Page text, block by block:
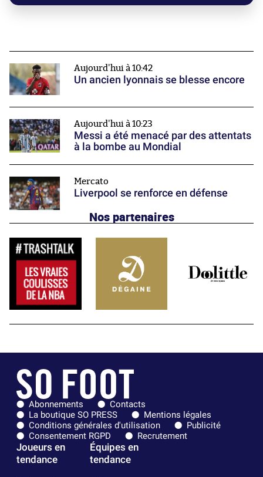
Aujourd'hui à 10:42
Un ancien lyonnais se blesse encore
Aujourd'hui à 10:23
Messi a été menacé par des attentats
à la bombe au Mondial
Mercato
Liverpool se renforce en défense
Nos partenaires
Abonnements
Contacts
La boutique SO PRESS
Mentions légales
Conditions générales d'utilisation
Publicité
Consentement RGPD
Recrutement
Joueurs en
tendance
Équipes en
tendance